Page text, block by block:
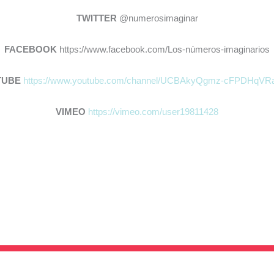
TWITTER @numerosimaginar
FACEBOOK https://www.facebook.com/Los-números-imaginarios
https://www.youtube.com/channel/UCBAkyQgmz-
VIMEO https://vimeo.com/user19811428